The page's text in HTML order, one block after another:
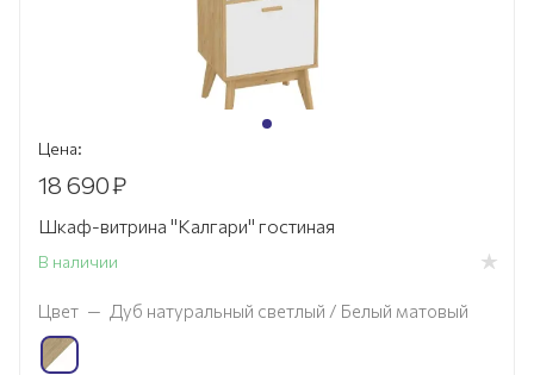
Цена:
18 690₽
Шкаф-витрина "Калгари" гостиная
В наличии
Цвет — Дуб натуральный светлый / Белый матовый